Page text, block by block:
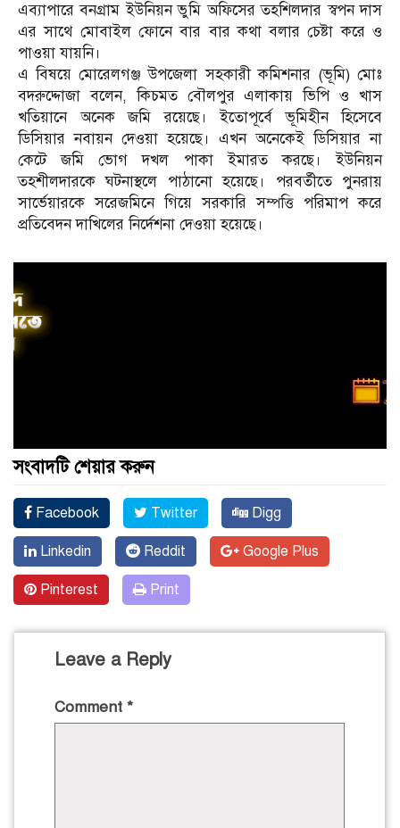
এব্যাপারে বনগ্রাম ইউনিয়ন ভুমি অফিসের তহশিলদার স্বপন দাস
এর সাথে মোবাইল ফোনে বার বার কথা বলার চেষ্টা করে ও
পাওয়া যায়নি।
এ বিষয়ে মোরেলগঞ্জ উপজেলা সহকারী কমিশনার (ভূমি) মোঃ
বদরুদ্দোজা বলেন, কিচমত বৌলপুর এলাকায় ভিপি ও খাস
খতিয়ানে অনেক জমি রয়েছে। ইতোপূর্বে ভূমিহীন হিসেবে
ডিসিয়ার নবায়ন দেওয়া হয়েছে। এখন অনেকেই ডিসিয়ার না
কেটে জমি ভোগ দখল পাকা ইমারত করছে। ইউনিয়ন
তহশীলদারকে ঘটনাস্থলে পাঠানো হয়েছে। পরবর্তীতে পুনরায়
সার্ভেয়ারকে সরেজমিনে গিয়ে সরকারি সম্পত্তি পরিমাপ করে
প্রতিবেদন দাখিলের নির্দেশনা দেওয়া হয়েছে।
সংবাদটি শেয়ার করুন
Facebook Twitter Digg
Linkedin Reddit Google Plus
Pinterest Print
Leave a Reply
Comment *